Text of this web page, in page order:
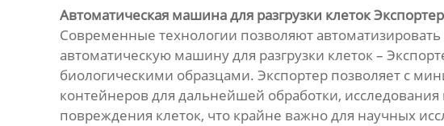
Автоматическая машина для разгрузки клеток Экспортер
Современные технологии позволяют
автоматическую машину для разгрузки клеток –
биологическими образцами. Экспортер позволяет с
контейнеров для дальнейшей обработки,
повреждения клеток, что крайне важно для научных